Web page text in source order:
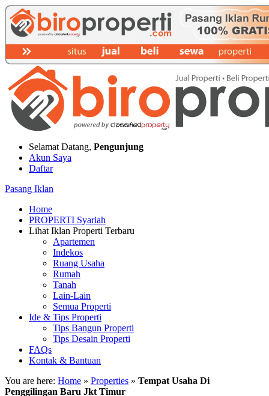
Selamat Datang, Pengunjung
Akun Saya
Daftar
Pasang Iklan
Home
PROPERTI Syariah
Lihat Iklan Properti Terbaru
Apartemen
Indekos
Ruang Usaha
Rumah
Tanah
Lain-Lain
Semua Properti
Ide & Tips Properti
Tips Bangun Properti
Tips Desain Properti
FAQs
Kontak & Bantuan
You are here: Home » Properties » Tempat Usaha Di
Penggilingan Baru Jkt Timur